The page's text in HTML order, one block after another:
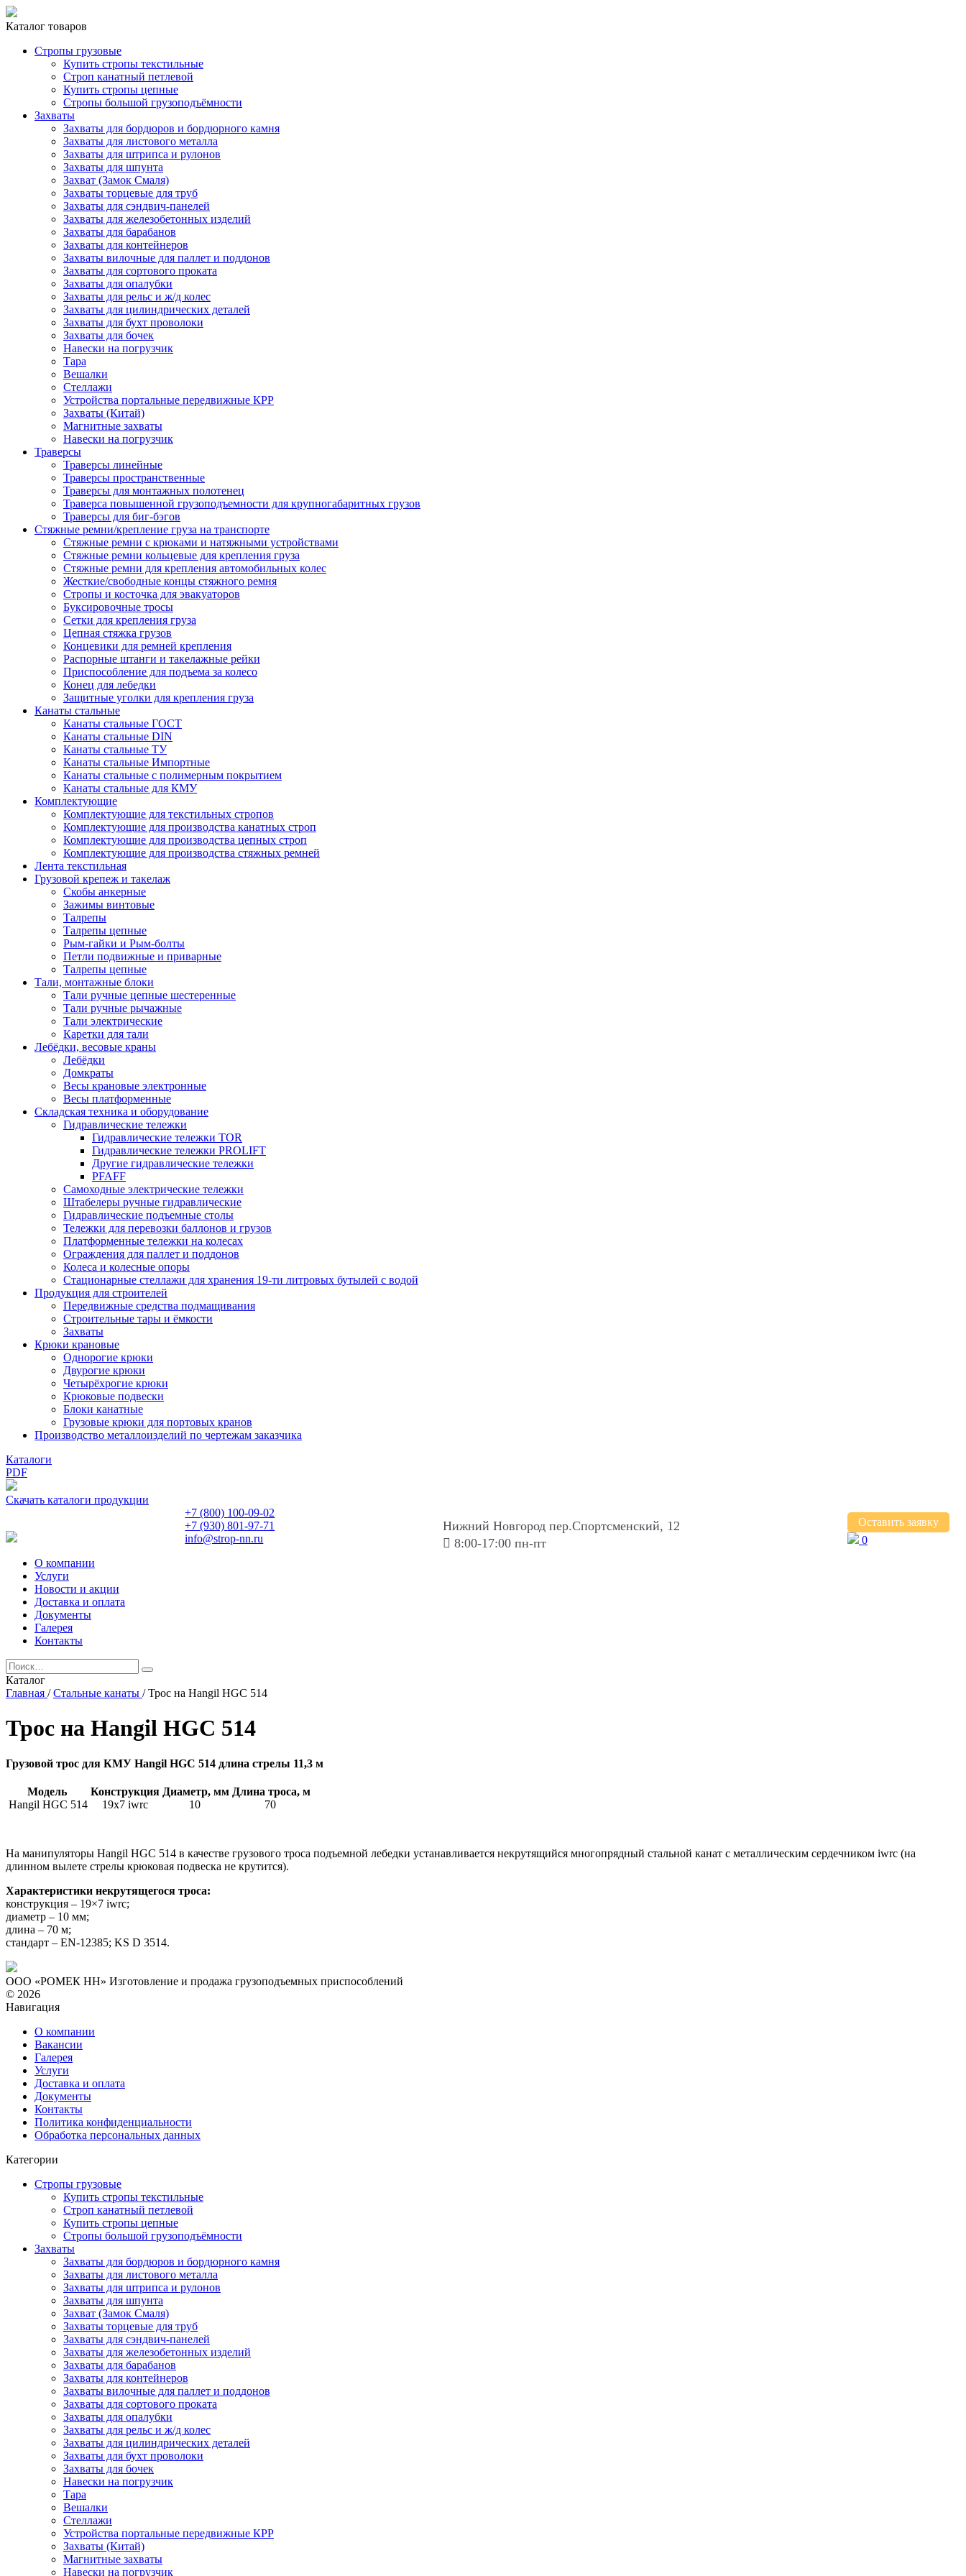
Каталог товаров
Стропы грузовые
Купить стропы текстильные
Строп канатный петлевой
Купить стропы цепные
Стропы большой грузоподъёмности
Захваты
Захваты для бордюров и бордюрного камня
Захваты для листового металла
Захваты для штрипса и рулонов
Захваты для шпунта
Захват (Замок Смаля)
Захваты торцевые для труб
Захваты для сэндвич-панелей
Захваты для железобетонных изделий
Захваты для барабанов
Захваты для контейнеров
Захваты вилочные для паллет и поддонов
Захваты для сортового проката
Захваты для опалубки
Захваты для рельс и ж/д колес
Захваты для цилиндрических деталей
Захваты для бухт проволоки
Захваты для бочек
Навески на погрузчик
Тара
Вешалки
Стеллажи
Устройства портальные передвижные КРР
Захваты (Китай)
Магнитные захваты
Навески на погрузчик
Траверсы
Траверсы линейные
Траверсы пространственные
Траверсы для монтажных полотенец
Траверса повышенной грузоподъемности для крупногабаритных грузов
Траверсы для биг-бэгов
Стяжные ремни/крепление груза на транспорте
Стяжные ремни с крюками и натяжными устройствами
Стяжные ремни кольцевые для крепления груза
Стяжные ремни для крепления автомобильных колес
Жесткие/свободные концы стяжного ремня
Стропы и косточка для эвакуаторов
Буксировочные тросы
Сетки для крепления груза
Цепная стяжка грузов
Концевики для ремней крепления
Распорные штанги и такелажные рейки
Приспособление для подъема за колесо
Конец для лебедки
Защитные уголки для крепления груза
Канаты стальные
Канаты стальные ГОСТ
Канаты стальные DIN
Канаты стальные ТУ
Канаты стальные Импортные
Канаты стальные с полимерным покрытием
Канаты стальные для КМУ
Комплектующие
Комплектующие для текстильных стропов
Комплектующие для производства канатных строп
Комплектующие для производства цепных строп
Комплектующие для производства стяжных ремней
Лента текстильная
Грузовой крепеж и такелаж
Скобы анкерные
Зажимы винтовые
Талрепы
Талрепы цепные
Рым-гайки и Рым-болты
Петли подвижные и приварные
Талрепы цепные
Тали, монтажные блоки
Тали ручные цепные шестеренные
Тали ручные рычажные
Тали электрические
Каретки для тали
Лебёдки, весовые краны
Лебёдки
Домкраты
Весы крановые электронные
Весы платформенные
Складская техника и оборудование
Гидравлические тележки
Гидравлические тележки TOR
Гидравлические тележки PROLIFT
Другие гидравлические тележки
PFAFF
Самоходные электрические тележки
Штабелеры ручные гидравлические
Гидравлические подъемные столы
Тележки для перевозки баллонов и грузов
Платформенные тележки на колесах
Ограждения для паллет и поддонов
Колеса и колесные опоры
Стационарные стеллажи для хранения 19-ти литровых бутылей с водой
Продукция для строителей
Передвижные средства подмащивания
Строительные тары и ёмкости
Захваты
Крюки крановые
Однорогие крюки
Двурогие крюки
Четырёхрогие крюки
Крюковые подвески
Блоки канатные
Грузовые крюки для портовых кранов
Производство металлоизделий по чертежам заказчика
Каталоги
PDF
Скачать каталоги продукции
+7 (800) 100-09-02
+7 (930)801-97-71
info@strop-nn.ru
Нижний Новгород пер.Спортсменский, 12
8:00-17:00 пн-пт
Оставить заявку
0
О компании
Услуги
Новости и акции
Доставка и оплата
Документы
Галерея
Контакты
Каталог
Главная / Стальные канаты / Трос на Hangil HGC 514
Трос на Hangil HGC 514
Грузовой трос для КМУ Hangil HGC 514 длина стрелы 11,3 м
Модель Конструкция Диаметр, мм Длина троса, м
Hangil HGC 514
19х7 iwrc 10 70
На манипуляторы Hangil HGC 514 в качестве грузового троса подъемной лебедки устанавливается некрутящийся многопрядный стальной канат с металлическим сердечником iwrc (на
длинном вылете стрелы крюковая подвеска не крутится).
Характеристики некрутящегося троса:
конструкция – 19×7 iwrc;
диаметр – 10 мм;
длина – 70 м;
стандарт – EN-12385; KS D 3514.
ООО «РОМЕК НН» Изготовление и продажа грузоподъемных приспособлений
© 2026
Навигация
О компании
Вакансии
Галерея
Услуги
Доставка и оплата
Документы
Контакты
Политика конфиденциальности
Обработка персональных данных
Категории
Стропы грузовые
Купить стропы текстильные
Строп канатный петлевой
Купить стропы цепные
Стропы большой грузоподъёмности
Захваты
Захваты для бордюров и бордюрного камня
Захваты для листового металла
Захваты для штрипса и рулонов
Захваты для шпунта
Захват (Замок Смаля)
Захваты торцевые для труб
Захваты для сэндвич-панелей
Захваты для железобетонных изделий
Захваты для барабанов
Захваты для контейнеров
Захваты вилочные для паллет и поддонов
Захваты для сортового проката
Захваты для опалубки
Захваты для рельс и ж/д колес
Захваты для цилиндрических деталей
Захваты для бухт проволоки
Захваты для бочек
Навески на погрузчик
Тара
Вешалки
Стеллажи
Устройства портальные передвижные КРР
Захваты (Китай)
Магнитные захваты
Навески на погрузчик